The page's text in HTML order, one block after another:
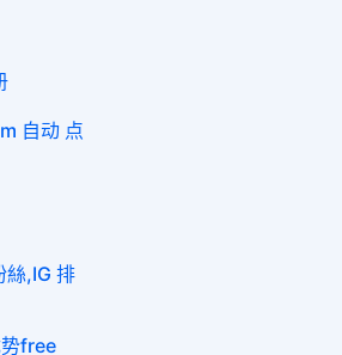
自动 点
絲,IG 排
free